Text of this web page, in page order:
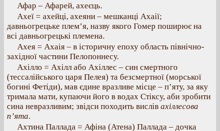
Афар – Афарей, ахеєць.
Ахеї = ахейці, ахеяни – мешканці Ахаії;
давньогрецьке плем’я, назву якого Гомер поширює на
всі давньогрецькі племена.
Ахея = Ахаія – в історичну епоху область північно-
західної частини Пелопоннесу.
Ахілло = Ахілл або Ахіллес – син смертного
(тессалійського царя Пелея) та безсмертної (морської
богині Фетіди), мав єдине вразливе місце – п’яту, за яку
тримала мати, купаючи його в водах Стіксу, аби зробити
сина невразливим; звідси походить вислів ахіллесова
п’ята.
Ахтина Паллада = Афіна (Атена) Паллада – дочка